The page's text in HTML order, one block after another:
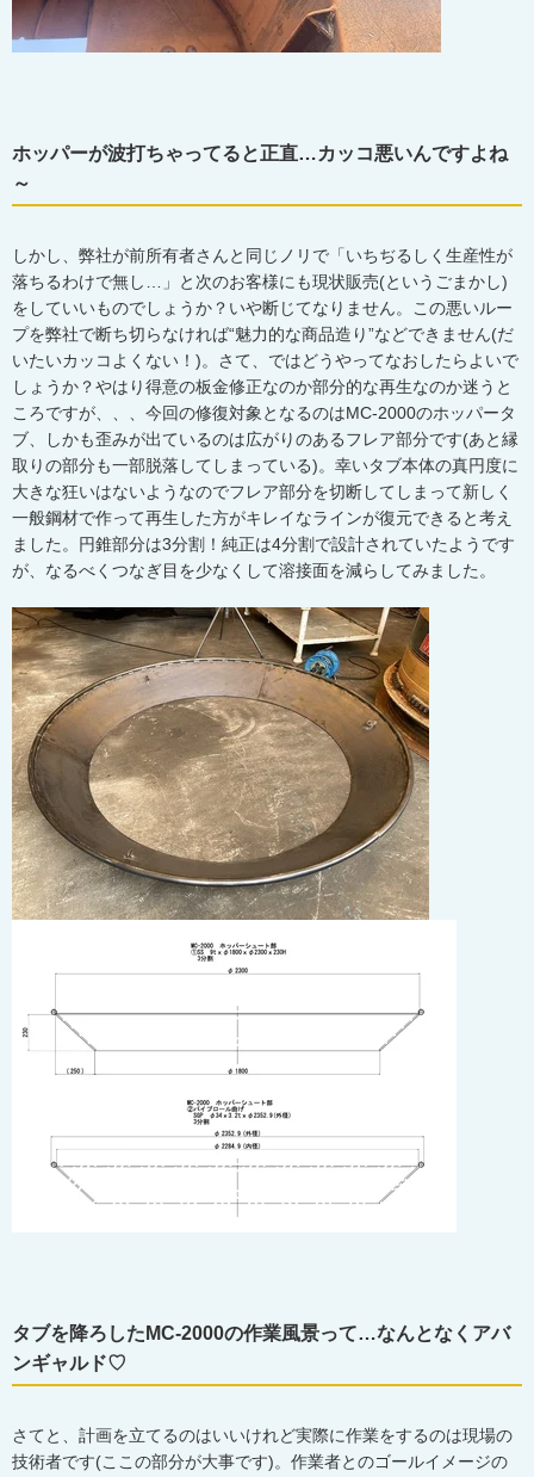
ホッパーが波打ちゃってると正直…カッコ悪いんですよね
～
しかし、弊社が前所有者さんと同じノリで「いちぢるしく生産性が
落ちるわけで無し…」と次のお客様にも現状販売(というごまかし)
をしていいものでしょうか？いや断じてなりません。この悪いルー
プを弊社で断ち切らなければ“魅力的な商品造り”などできません(だ
いたいカッコよくない！)。さて、ではどうやってなおしたらよいで
しょうか？やはり得意の板金修正なのか部分的な再生なのか迷うと
ころですが、、、今回の修復対象となるのはMC-2000のホッパータ
ブ、しかも歪みが出ているのは広がりのあるフレア部分です(あと縁
取りの部分も一部脱落してしまっている)。幸いタブ本体の真円度に
大きな狂いはないようなのでフレア部分を切断してしまって新しく
一般鋼材で作って再生した方がキレイなラインが復元できると考え
ました。円錐部分は3分割！純正は4分割で設計されていたようです
が、なるべくつなぎ目を少なくして溶接面を減らしてみました。
タブを降ろしたMC-2000の作業風景って…なんとなくアバ
ンギャルド♡
さてと、計画を立てるのはいいけれど実際に作業をするのは現場の
技術者です(ここの部分が大事です)。作業者とのゴールイメージの